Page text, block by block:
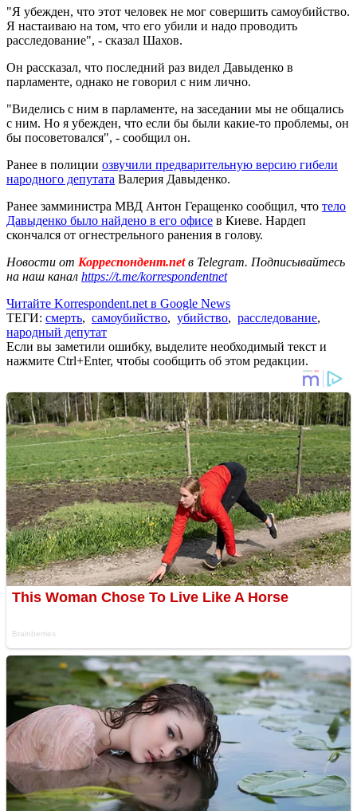
"Я убежден, что этот человек не мог совершить самоубийство.
Я настаиваю на том, что его убили и надо проводить
расследование", - сказал Шахов.
Он рассказал, что последний раз видел Давыденко в
парламенте, однако не говорил с ним лично.
"Виделись с ним в парламенте, на заседании мы не общались
с ним. Но я убежден, что если бы были какие-то проблемы, он
бы посоветовался", - сообщил он.
Ранее в полиции озвучили предварительную версию гибели
народного депутата Валерия Давыденко.
Ранее замминистра МВД Антон Геращенко сообщил, что тело
Давыденко было найдено в его офисе в Киеве. Нардеп
скончался от огнестрельного ранения в голову.
Новости от Корреспондент.netв Telegram. Подписывайтесь
на наш канал https://t.me/korrespondentnet
Читайте Korrespondent.net в Google News
ТЕГИ: смерть, самоубийство, убийство, расследование,
народный депутат
Если вы заметили ошибку, выделите необходимый текст и
нажмите Ctrl+Enter, чтобы сообщить об этом редакции.